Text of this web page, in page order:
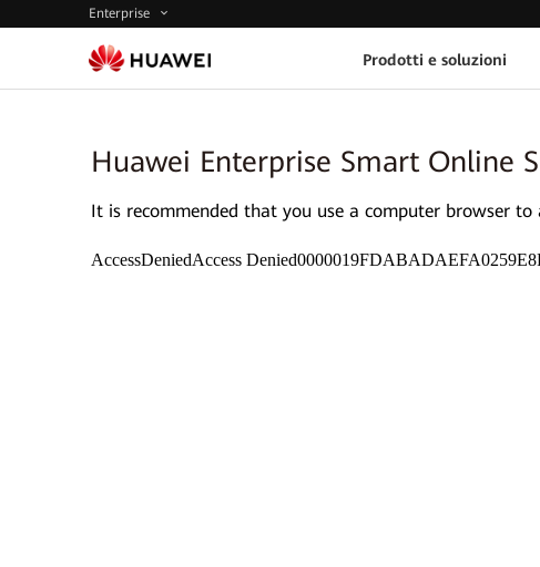
Enterprise
Prodotti e soluzioni
Huawei Enterprise Smart Online
It is recommended that you use a computer browser to